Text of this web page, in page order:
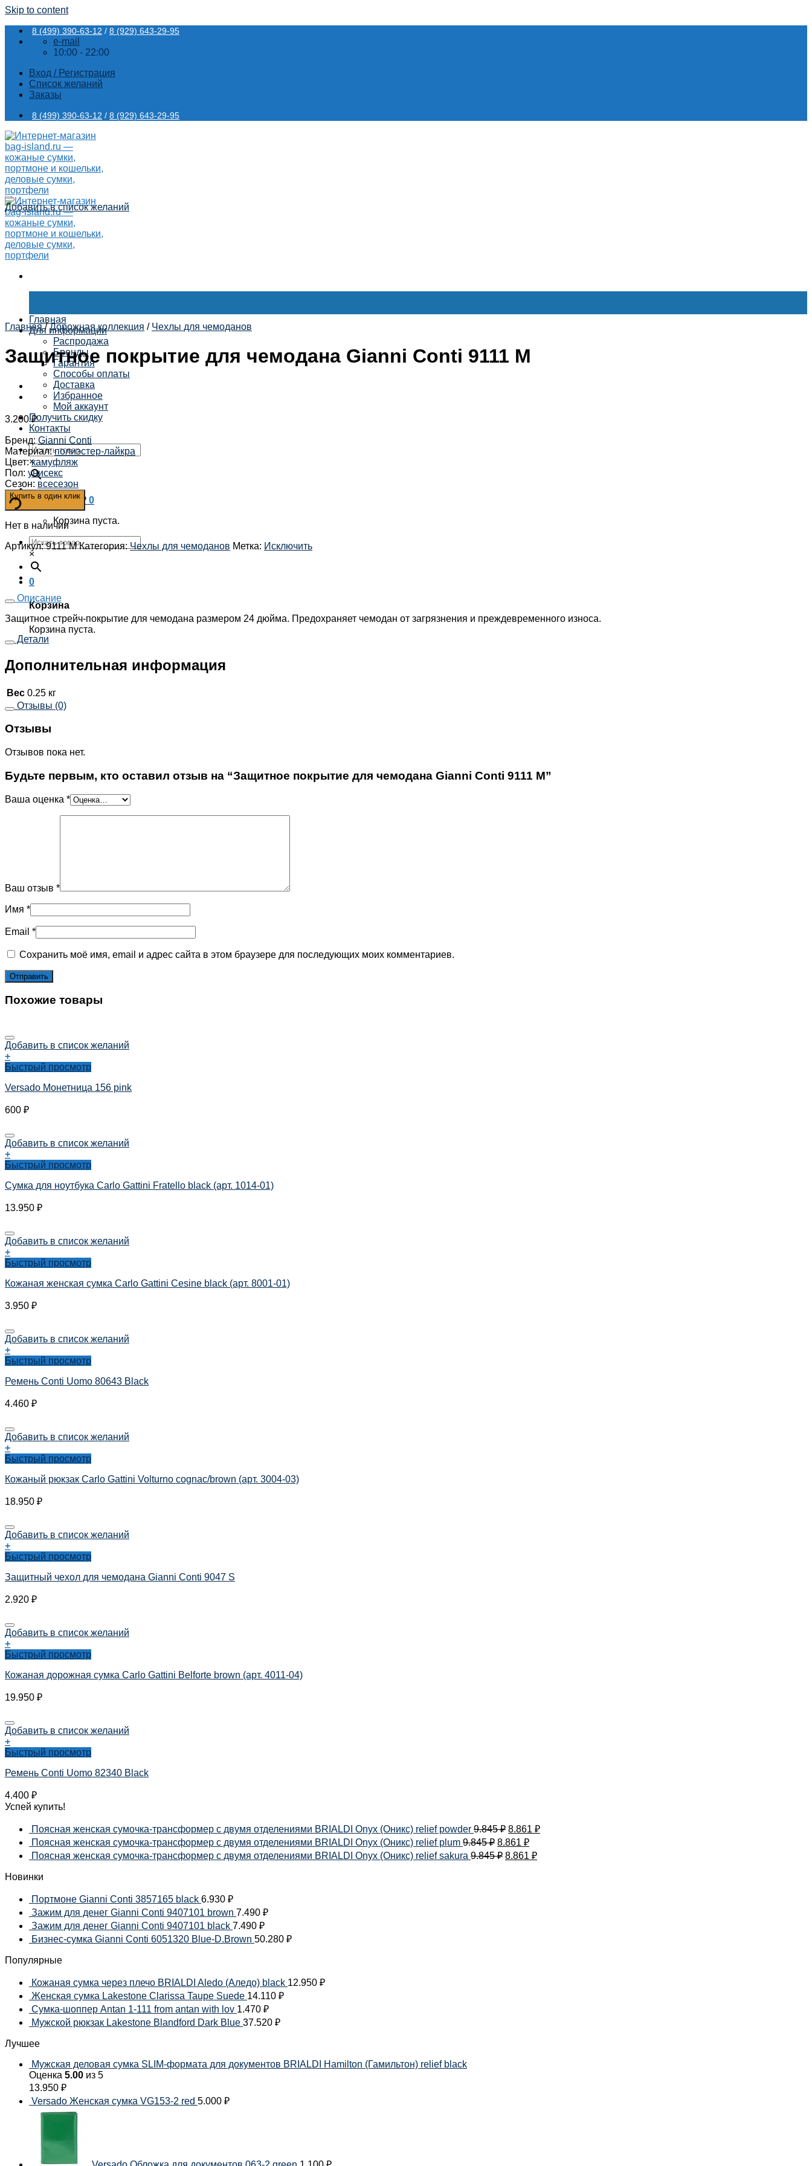
Skip to content
8 (499) 390-63-12 / 8 (929) 643-29-95
e-mail
10:00 - 22:00
Вход / Регистрация
Список желаний
Заказы
8 (499) 390-63-12 / 8 (929) 643-29-95
Главная
Для информации
Распродажа
Бренды
Гарантия
Способы оплаты
Доставка
Избранное
Мой аккаунт
Получить скидку
Контакты
×
Корзина /0 ₽ 0
Корзина пуста.
×
0
Корзина
Корзина пуста.
Добавить в список желаний
Главная / Дорожная коллекция / Чехлы для чемоданов
Защитное покрытие для чемодана Gianni Conti 9111 M
3.200₽
Бренд: Gianni Conti
Материал:полиэстер-лайкра
Цвет:камуфляж
Пол: унисекс
Сезон: всесезон
Купить в один клик
Нет в наличии
Артикул:9111 M Категория:Чехлы для чемоданов Метка: Исключить
Описание
Защитное стрейч-покрытие для чемодана размером 24 дюйма. Предохраняет чемодан от загрязнения и преждевременного износа.
Детали
Дополнительная информация
Вес 0.25 кг
Отзывы (0)
Отзывы
Отзывов пока нет.
Будьте первым, кто оставил отзыв на “Защитное покрытие для чемодана Gianni Conti 9111 M”
Ваша оценка *
Ваш отзыв *
Имя *
Email *
Сохранить моё имя, email и адрес сайта в этом браузере для последующих моих комментариев.
Похожие товары
Добавить в список желаний
+
Быстрый просмотр
Versado Монетница 156 pink
600 ₽
Добавить в список желаний
+
Быстрый просмотр
Сумка для ноутбука Carlo Gattini Fratello black (арт. 1014-01)
13.950 ₽
Добавить в список желаний
+
Быстрый просмотр
Кожаная женская сумка Carlo Gattini Cesine black (арт. 8001-01)
3.950 ₽
Добавить в список желаний
+
Быстрый просмотр
Ремень Conti Uomo 80643 Black
4.460 ₽
Добавить в список желаний
+
Быстрый просмотр
Кожаный рюкзак Carlo Gattini Volturno cognac/brown (арт. 3004-03)
18.950 ₽
Добавить в список желаний
+
Быстрый просмотр
Защитный чехол для чемодана Gianni Conti 9047 S
2.920 ₽
Добавить в список желаний
+
Быстрый просмотр
Кожаная дорожная сумка Carlo Gattini Belforte brown (арт. 4011-04)
19.950 ₽
Добавить в список желаний
+
Быстрый просмотр
Ремень Conti Uomo 82340 Black
4.400 ₽
Успей купить!
Поясная женская сумочка-трансформер с двумя отделениями BRIALDI Onyx (Оникс) relief powder 9.845₽ 8.861 ₽
Поясная женская сумочка-трансформер с двумя отделениями BRIALDI Onyx (Оникс) relief plum 9.845₽ 8.861 ₽
Поясная женская сумочка-трансформер с двумя отделениями BRIALDI Onyx (Оникс) relief sakura 9.845₽ 8.861 ₽
Новинки
Портмоне Gianni Conti 3857165 black 6.930 ₽
Зажим для денег Gianni Conti 9407101 brown 7.490 ₽
Зажим для денег Gianni Conti 9407101 black 7.490 ₽
Бизнес-сумка Gianni Conti 6051320 Blue-D.Brown 50.280 ₽
Популярные
Кожаная сумка через плечо BRIALDI Aledo (Аледо) black 12.950 ₽
Женская сумка Lakestone Clarissa Taupe Suede 14.110 ₽
Сумка-шоппер Antan 1-111 from antan with lov 1.470 ₽
Мужской рюкзак Lakestone Blandford Dark Blue 37.520 ₽
Лучшее
Мужская деловая сумка SLIM-формата для документов BRIALDI Hamilton (Гамильтон) relief black
Оценка 5.00 из 5
13.950 ₽
Versado Женская сумка VG153-2 red 5.000 ₽